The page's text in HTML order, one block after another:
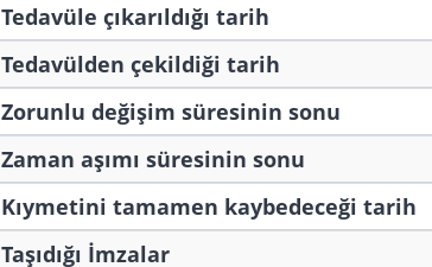
Tedavüle çıkarıldığı tarih
Tedavülden çekildiği tarih
Zorunlu değişim süresinin sonu
Zaman aşımı süresinin sonu
Kıymetini tamamen kaybedeceği tarih
Taşıdığı İmzalar